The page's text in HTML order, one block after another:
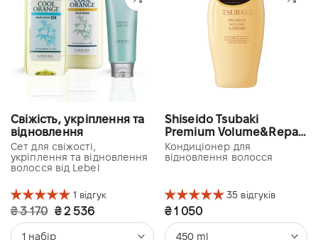
Свіжість, укріплення та
відновлення
Сет для свіжості,
укріплення та відновлення
волосся від Lebel
1 відгук
₴ 3 170 ₴ 2 536
1 набір
Shiseido Tsubaki
Premium Volume&Repair
Conditioner
Кондиціонер для
відновлення волосся
35 відгуків
₴ 1 050
450 ml